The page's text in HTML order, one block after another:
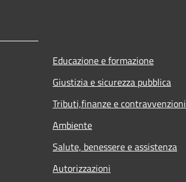
Educazione e formazione
Giustizia e sicurezza pubblica
Tributi,finanze e contravvenzioni
Ambiente
Salute, benessere e assistenza
Autorizzazioni